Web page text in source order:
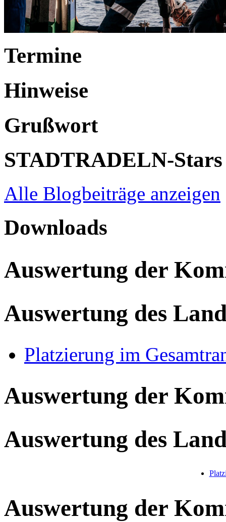
Termine
Hinweise
Grußwort
STADTRADELN-Stars
Alle Blogbeiträge anzeigen
Downloads
Auswertung der
Auswertung des
Platzierung im
Auswertung der
Auswertung des
Auswertung der